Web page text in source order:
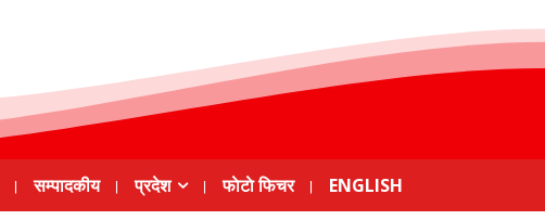
सम्पादकीय प्रदेश फाेटाे फिचर ENGLISH